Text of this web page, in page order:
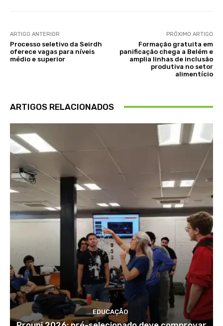
ARTIGO ANTERIOR
Processo seletivo da Seirdh
oferece vagas para níveis
médio e superior
PRÓXIMO ARTIGO
Formação gratuita em
panificação chega a Belém e
amplia linhas de inclusão
produtiva no setor
alimentício
ARTIGOS RELACIONADOS
EDUCAÇÃO